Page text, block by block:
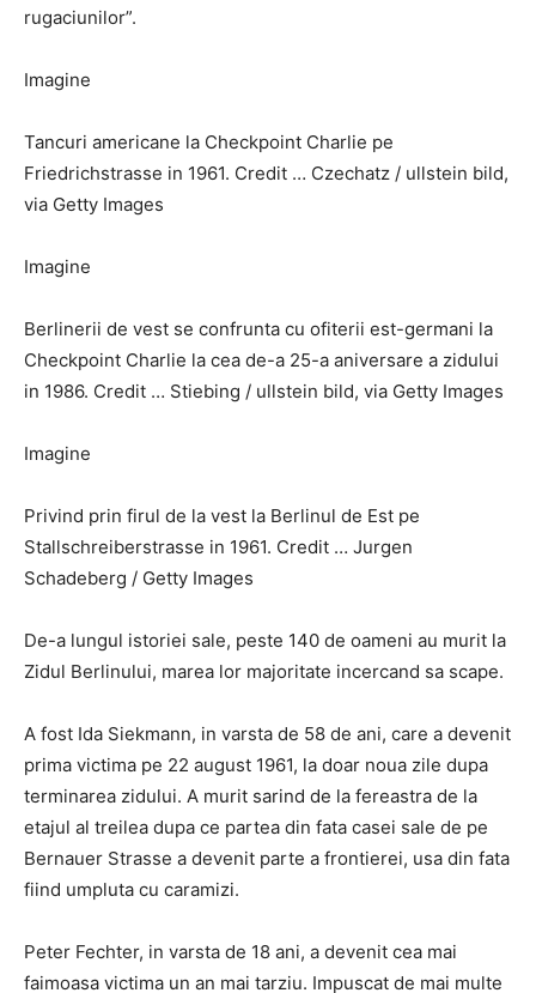
rugaciunilor”.
Imagine
Tancuri americane la Checkpoint Charlie pe
Friedrichstrasse in 1961. Credit … Czechatz / ullstein bild,
via Getty Images
Imagine
Berlinerii de vest se confrunta cu ofiterii est-germani la
Checkpoint Charlie la cea de-a 25-a aniversare a zidului
in 1986. Credit … Stiebing / ullstein bild, via Getty Images
Imagine
Privind prin firul de la vest la Berlinul de Est pe
Stallschreiberstrasse in 1961. Credit … Jurgen
Schadeberg / Getty Images
De-a lungul istoriei sale, peste 140 de oameni au murit la
Zidul Berlinului, marea lor majoritate incercand sa scape.
A fost Ida Siekmann, in varsta de 58 de ani, care a devenit
prima victima pe 22 august 1961, la doar noua zile dupa
terminarea zidului. A murit sarind de la fereastra de la
etajul al treilea dupa ce partea din fata casei sale de pe
Bernauer Strasse a devenit parte a frontierei, usa din fata
fiind umpluta cu caramizi.
Peter Fechter, in varsta de 18 ani, a devenit cea mai
faimoasa victima un an mai tarziu. Impuscat de mai multe